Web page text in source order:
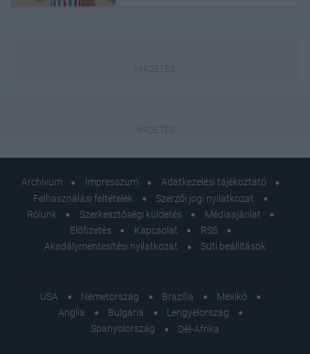
Archívum Impresszum
Adatkezelési tájékoztató
Felhasználási feltételek
Szerzői jogi nyilatkozat
Rólunk
Szerkesztőségi küldetés
Médiaajánlat
Előfizetés
Kapcsolat
RSS
Akadálymentesítési nyilatkozat
Süti beállítások
USA Németország Brazília
Mexikó
Anglia
Bulgária
Lengyelország
Spanyolország
Dél-Afrika